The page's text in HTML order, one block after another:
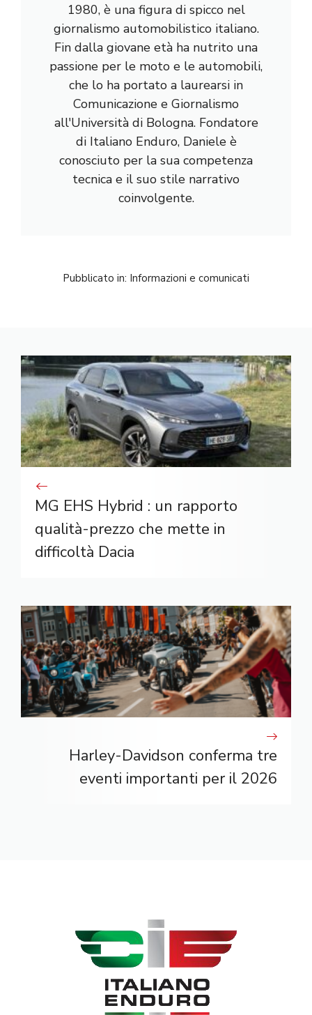
1980, è una figura di spicco nel
giornalismo automobilistico italiano.
Fin dalla giovane età ha nutrito una
passione per le moto e le automobili,
che lo ha portato a laurearsi in
Comunicazione e Giornalismo
all'Università di Bologna. Fondatore
di Italiano Enduro, Daniele è
conosciuto per la sua competenza
tecnica e il suo stile narrativo
coinvolgente.
Pubblicato in: Informazioni e comunicati
MG EHS Hybrid : un rapporto
qualità-prezzo che mette in
difficoltà Dacia
Harley-Davidson conferma tre
eventi importanti per il 2026